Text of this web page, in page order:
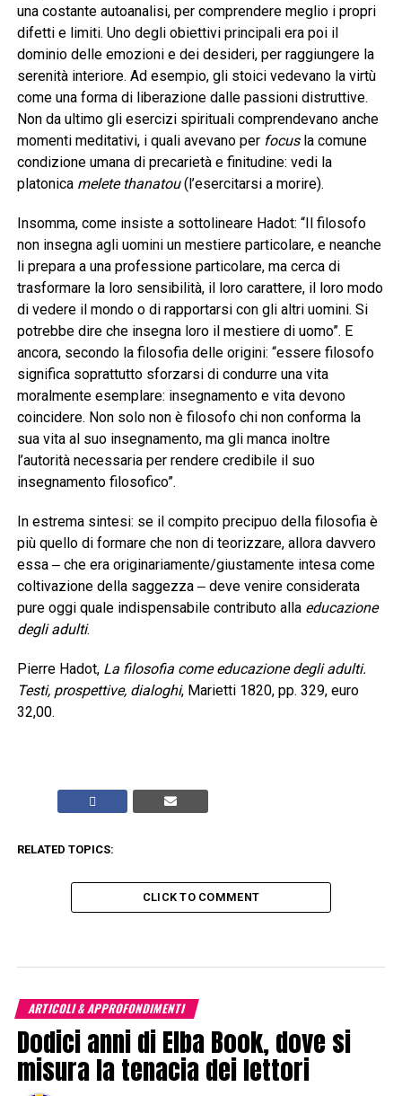
una costante autoanalisi, per comprendere meglio i propri
difetti e limiti. Uno degli obiettivi principali era poi il
dominio delle emozioni e dei desideri, per raggiungere la
serenità interiore. Ad esempio, gli stoici vedevano la virtù
come una forma di liberazione dalle passioni distruttive.
Non da ultimo gli esercizi spirituali comprendevano anche
momenti meditativi, i quali avevano per focusla comune
condizione umana di precarietà e finitudine: vedi la
platonica melete thanatou(l’esercitarsi a morire).
Insomma, come insiste a sottolineare Hadot: “Il filosofo
non insegna agli uomini un mestiere particolare, e neanche
li prepara a una professione particolare, ma cerca di
trasformare la loro sensibilità, il loro carattere, il loro modo
di vedere il mondo o di rapportarsi con gli altri uomini. Si
potrebbe dire che insegna loro il mestiere di uomo”. E
ancora, secondo la filosofia delle origini: “essere filosofo
significa soprattutto sforzarsi di condurre una vita
moralmente esemplare: insegnamento e vita devono
coincidere. Non solo non è filosofo chi non conforma la
sua vita al suo insegnamento, ma gli manca inoltre
l’autorità necessaria per rendere credibile il suo
insegnamento filosofico”.
In estrema sintesi: se il compito precipuo della filosofia è
più quello di formare che non di teorizzare, allora davvero
essa ‒ che era originariamente/giustamente intesa come
coltivazione della saggezza ‒ deve venire considerata
pure oggi quale indispensabile contributo alla educazione
degli adulti.
Pierre Hadot,La filosofia come educazione degli adulti.
Testi, prospettive, dialoghi, Marietti 1820, pp. 329, euro
32,00.
RELATED TOPICS:
CLICK TO COMMENT
ARTICOLI & APPROFONDIMENTI
Dodici anni di Elba Book, dove si
misura la tenacia dei lettori